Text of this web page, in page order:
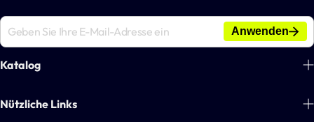
Anwenden
Katalog
Nützliche Links